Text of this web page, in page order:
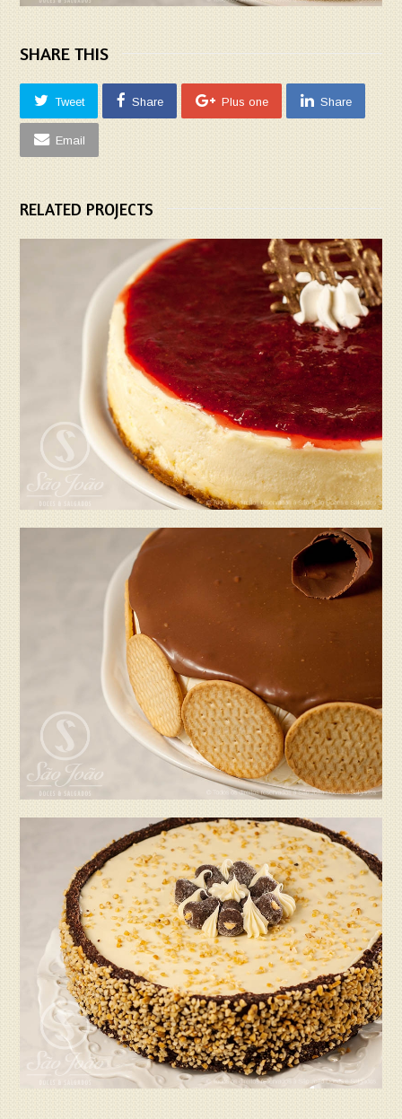
SHARE THIS
Tweet Share Plus one Share
Email
RELATED PROJECTS